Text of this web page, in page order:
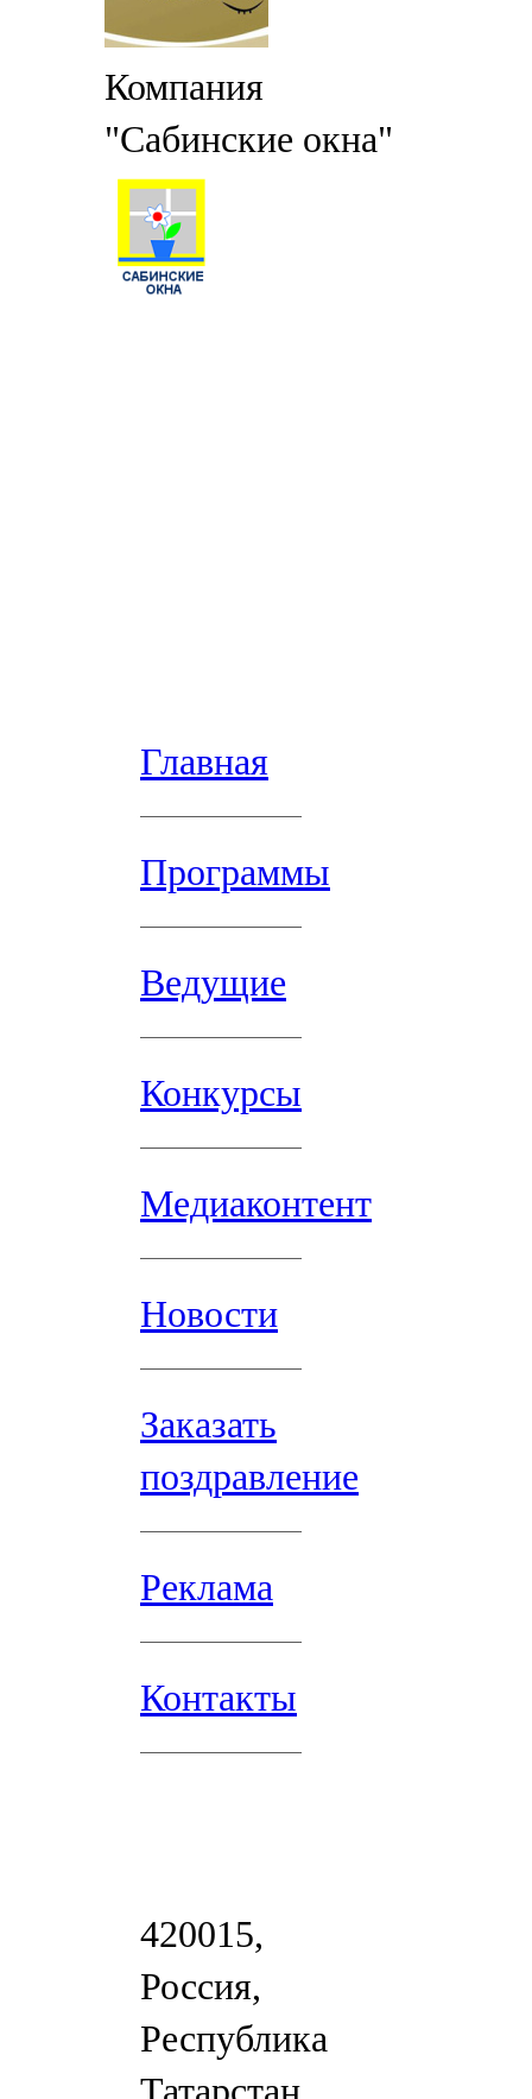
Компания
"Сабинские окна"
Главная
Программы
Ведущие
Конкурсы
Медиаконтент
Новости
Заказать
поздравление
Реклама
Контакты
420015,
Россия,
Республика